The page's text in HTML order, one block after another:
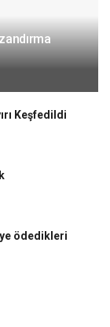
Keşfedildi
ödedikleri